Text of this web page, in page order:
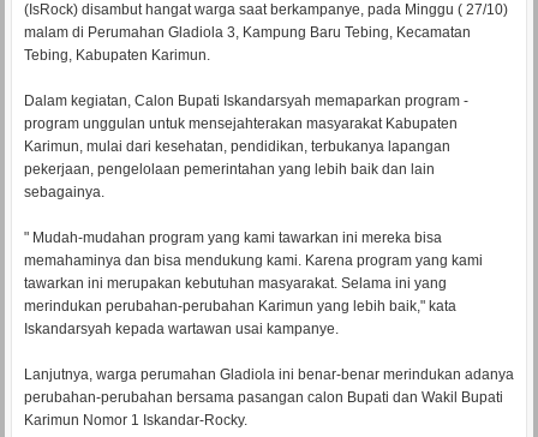
(IsRock) disambut hangat warga saat berkampanye, pada Minggu ( 27/10)
malam di Perumahan Gladiola 3, Kampung Baru Tebing, Kecamatan
Tebing, Kabupaten Karimun.
Dalam kegiatan, Calon Bupati Iskandarsyah memaparkan program -
program unggulan untuk mensejahterakan masyarakat Kabupaten
Karimun, mulai dari kesehatan, pendidikan, terbukanya lapangan
pekerjaan, pengelolaan pemerintahan yang lebih baik dan lain
sebagainya.
" Mudah-mudahan program yang kami tawarkan ini mereka bisa
memahaminya dan bisa mendukung kami. Karena program yang kami
tawarkan ini merupakan kebutuhan masyarakat. Selama ini yang
merindukan perubahan-perubahan Karimun yang lebih baik," kata
Iskandarsyah kepada wartawan usai kampanye.
Lanjutnya, warga perumahan Gladiola ini benar-benar merindukan adanya
perubahan-perubahan bersama pasangan calon Bupati dan Wakil Bupati
Karimun Nomor 1 Iskandar-Rocky.